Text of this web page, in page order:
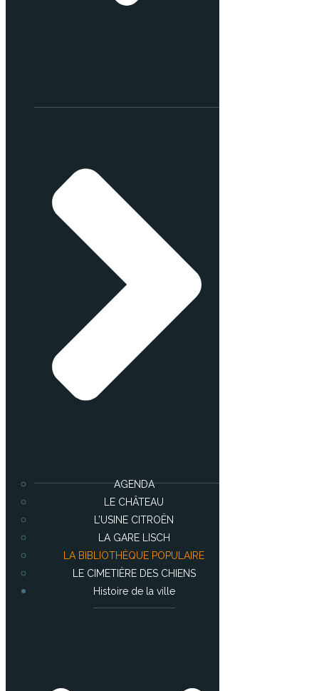
AGENDA
LE CHÂTEAU
L’USINE CITROËN
LA GARE LISCH
LA BIBLIOTHÈQUE POPULAIRE
LE CIMETIÈRE DES CHIENS
Histoire de la ville